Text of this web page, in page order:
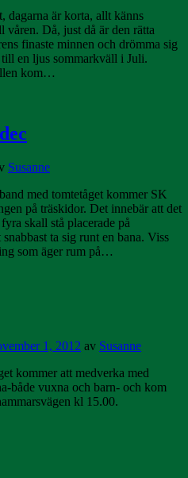
dagarna är korta, allt känns
våren. Då, just då är den rätta
finaste minnen och drömma sig
en ljus sommarkväll i Juli.
kom…
Susanne
med tomtetåget kommer SK
på träskidor. Det innebär att det
skall stå placerade på
ta sig runt en bana. Viss
som äger rum på…
1, 2012 av Susanne
kommer att medverka med
både vuxna och barn- och kom
kl 15.00.